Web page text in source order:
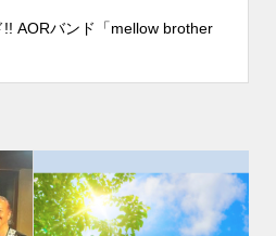
!! AORバンド「mellow brother